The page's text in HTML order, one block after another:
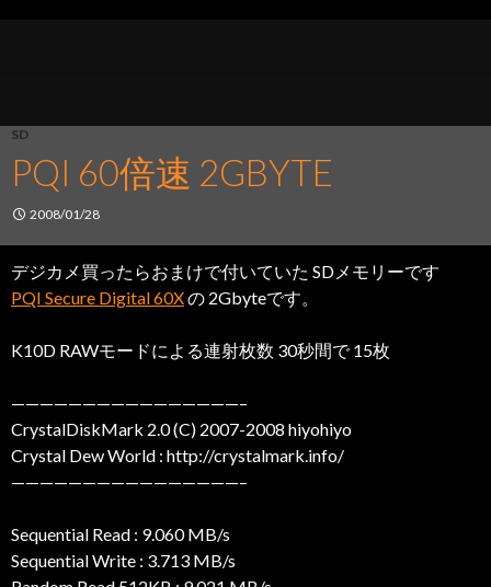
SD
PQI 60倍速 2GBYTE
2008/01/28
デジカメ買ったらおまけで付いていた SDメモリーです
PQI Secure Digital 60Xの 2Gbyteです。
K10D RAWモードによる連射枚数 30秒間で 15枚
————————————————–
CrystalDiskMark 2.0 (C) 2007-2008 hiyohiyo
Crystal Dew World : http://crystalmark.info/
————————————————–
Sequential Read : 9.060 MB/s
Sequential Write : 3.713 MB/s